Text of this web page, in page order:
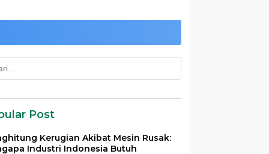
Post
Kerugian Akibat Mesin Rusak:
Industri Indonesia Butuh